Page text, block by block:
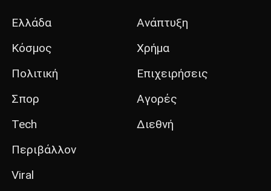
Ελλάδα
Κόσμος
Πολιτική
Σπορ
Tech
Περιβάλλον
Viral
Ανάπτυξη
Χρήμα
Επιχειρήσεις
Αγορές
Διεθνή